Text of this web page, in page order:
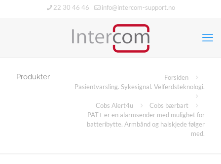
22 30 46 46 info@intercom-support.no
Produkter
Forsiden
Pasientvarsling. Sykesignal. Velferdsteknologi.
Cobs Alert4u
Cobs bærbart
PAT+ er en alarmsender med mulighet for
batteribytte. Armbånd og halskjede følger
med.